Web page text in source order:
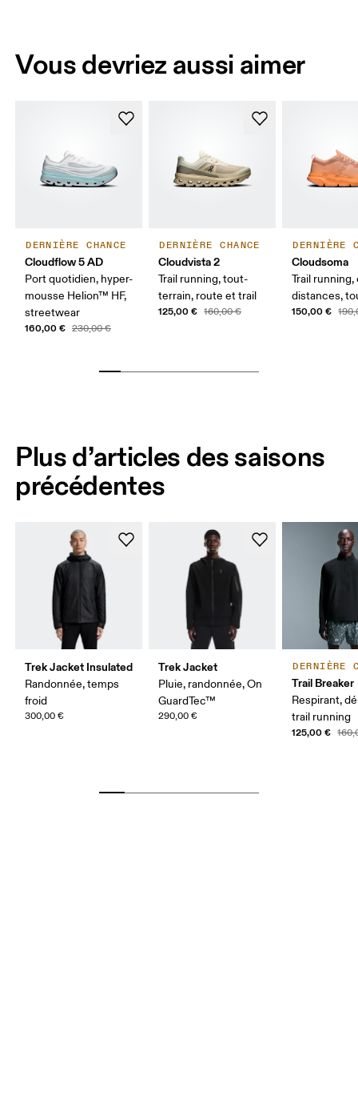
Vous devriez aussi aimer
DERNIÈRE CHANCE
Cloudflow 5 AD
Port quotidien, hyper-
mousse Helion™ HF,
streetwear
160,00 € 230,00 €
DERNIÈRE CHANCE
Cloudvista 2
Trail running, tout-
terrain, route et trail
125,00 € 160,00 €
DERNIÈRE
Cloudsoma
Trail
distances,
150,00 €
Plus d’articles des saisons
précédentes
Trek Jacket Insulated
Randonnée, temps
froid
300,00 €
Trek Jacket
Pluie, randonnée, On
GuardTec™
290,00 €
DERNIÈRE
Trail Breaker
Respirant,
trail running
125,00 €